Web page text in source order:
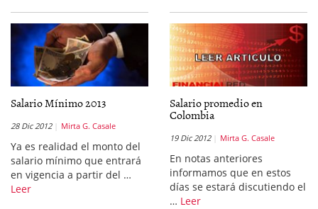
Salario Mínimo 2013
28 Dic 2012 Mirta G. Casale
Ya es realidad el monto del
salario mínimo que entrará
en vigencia a partir del …
Leer
Salario promedio en
Colombia
19 Dic 2012 Mirta G. Casale
En notas anteriores
informamos que en estos
días se estará discutiendo el
… Leer